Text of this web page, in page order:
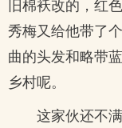
秀梅又给他带了
曲的头发和略带
乡村呢。
这家伙还不